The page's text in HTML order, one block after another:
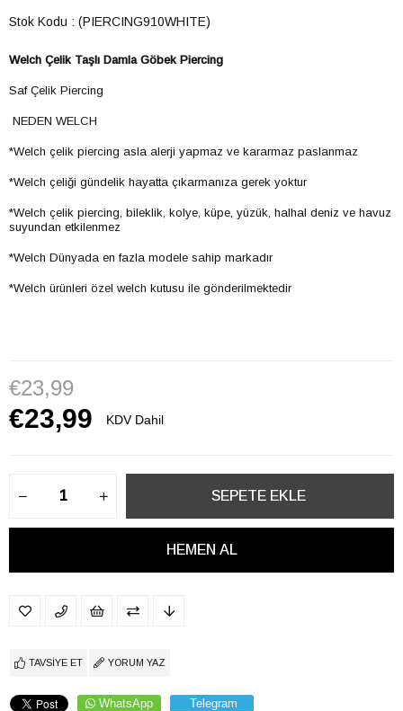
Stok Kodu (PIERCING910WHITE)
Welch Çelik Taşlı Damla Göbek Piercing
Saf Çelik Piercing
NEDEN WELCH
*Welch çelik piercing asla alerji yapmaz ve kararmaz paslanmaz
*Welch çeliği gündelik hayatta çıkarmanıza gerek yoktur
*Welch çelik piercing, bileklik, kolye, küpe, yüzük, halhal deniz ve havuz
suyundan etkilenmez
*Welch Dünyada en fazla modele sahip markadır
*Welch ürünleri özel welch kutusu ile gönderilmektedir
€23,99
KDV Dahil
€23,99
TAVSIYE ET YORUM YAZ
WhatsApp Telegram